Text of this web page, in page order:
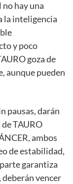
hay una
la inteligencia
y poco
goza de
aunque pueden
pausas, darán
TAURO
ambos
de estabilidad,
garantiza
vencer